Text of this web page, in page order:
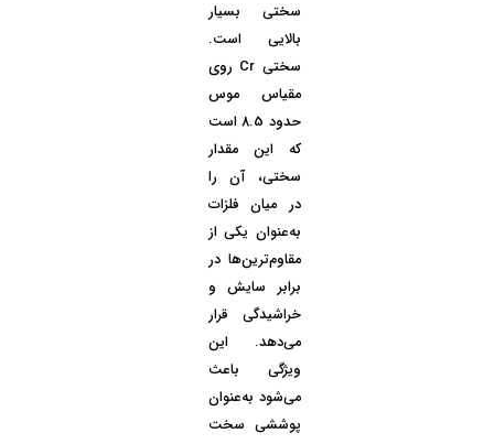
سختی بسیار
بالایی است.
سختی Cr روی
مقیاس موس
حدود 8.5است
که این مقدار
سختی، آن را
در میان فلزات
به‌عنوان یکی از
مقاوم‌ترین‌ها در
برابر سایش و
خراشیدگی قرار
می‌دهد. این
ویژگی باعث
می‌شود به‌عنوان
پوششی سخت